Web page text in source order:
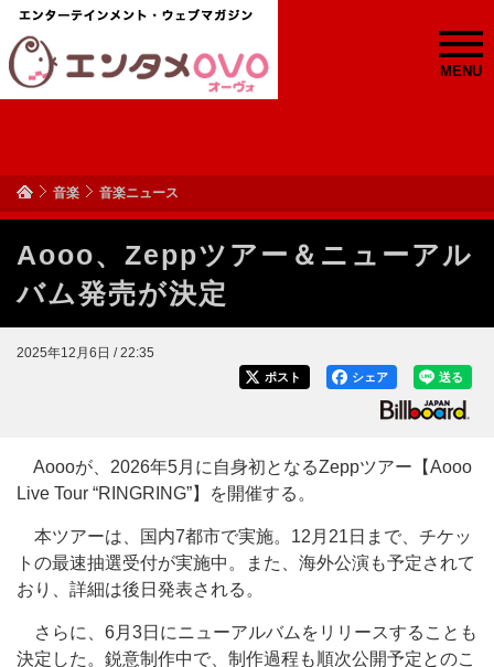
MENU
音楽 音楽ニュース
Aooo、Zeppツアー＆ニューアル
バム発売が決定
2025年12月6日 / 22:35
送る
シェア
ポスト
Aoooが、2026年5月に自身初となるZeppツアー【Aooo
Live Tour “RINGRING”】を開催する。
本ツアーは、国内7都市で実施。12月21日まで、チケッ
トの最速抽選受付が実施中。また、海外公演も予定されて
おり、詳細は後日発表される。
さらに、6月3日にニューアルバムをリリースすることも
決定した。鋭意制作中で、制作過程も順次公開予定とのこ